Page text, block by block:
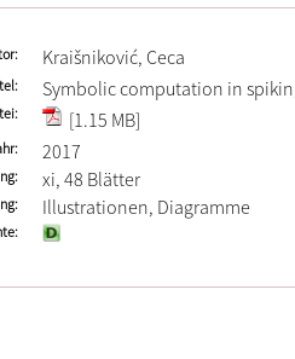
Kraišniković, Ceca
Symbolic computation in
[1.15 MB]
2017
xi, 48 Blätter
Illustrationen, Diagramme